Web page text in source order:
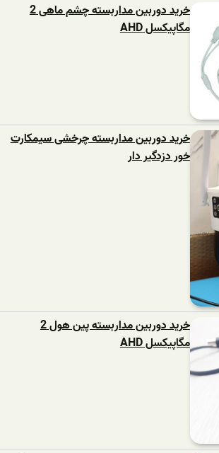
خرید دوربین مداربسته چشم ماهی 2
مگاپیکسل AHD
خرید دوربین مداربسته چرخشی سیمکارت
خور دزدگیر دار
خرید دوربین مداربسته پین هول 2
مگاپیکسل AHD